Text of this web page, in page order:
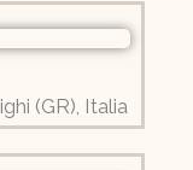
(GR), Italia